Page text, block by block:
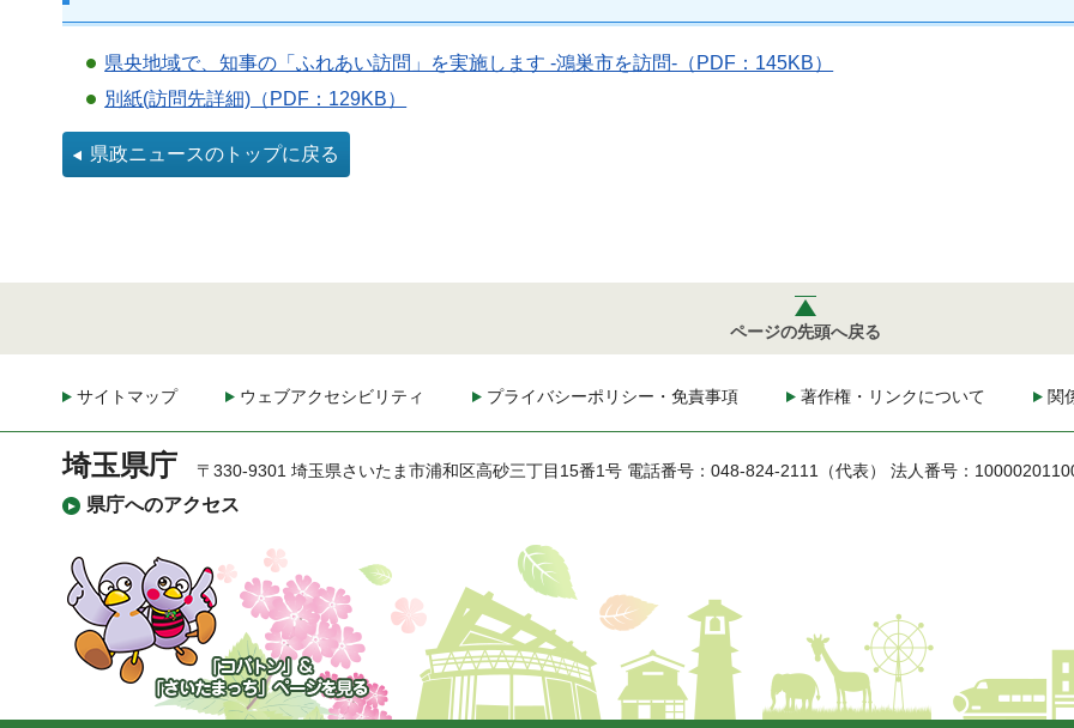
県央地域で、知事の「ふれあい訪問」を実施します -鴻巣市を訪問-（PDF：145KB）
別紙(訪問先詳細)（PDF：129KB）
県政ニュースのトップに戻る
ページの先頭へ戻る
サイトマップ ウェブアクセシビリティ プライバシーポリシー・免責事項 著作権・リンクについて 関
埼玉県庁
県庁へのアクセス
〒330-9301 埼玉県さいたま市浦和区高砂三丁目15番1号 電話番号：048-824-2111（代表） 法人番号：
「コバトン」&「さいた
まっち」